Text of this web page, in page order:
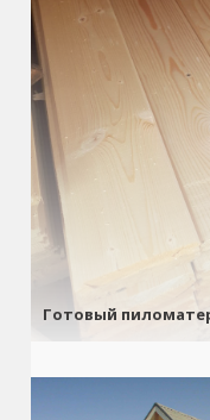
Готовый